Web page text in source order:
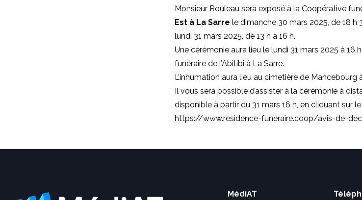
Monsieur Rouleau sera exposé à la Coopérative
Est à La Sarre le dimanche 30 mars 2025, de 18 h
lundi 31 mars 2025, de 13 h à 16 h.
Une cérémonie aura lieu le lundi 31 mars 2025 à 16
funéraire de l’Abitibi à La Sarre.
L’inhumation aura lieu au cimetière de Mancebourg
Il vous sera possible d’assister à la cérémonie à
disponible à partir du 31 mars 16 h, en cliquant sur
https://www.residence-funeraire.coop/avis-de-
MédiAT